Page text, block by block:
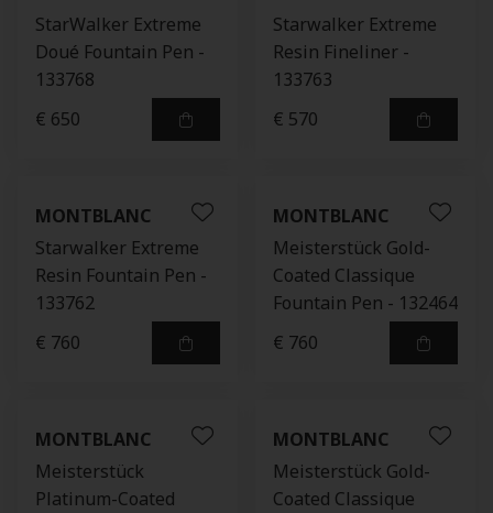
StarWalker Extreme
Doué Fountain Pen -
133768
€ 650
Starwalker Extreme
Resin Fineliner -
133763
€ 570
MONTBLANC
Starwalker Extreme
Resin Fountain Pen -
133762
€ 760
MONTBLANC
Meisterstück Gold-
Coated Classique
Fountain Pen - 132464
€ 760
MONTBLANC
Meisterstück
Platinum-Coated
MONTBLANC
Meisterstück Gold-
Coated Classique